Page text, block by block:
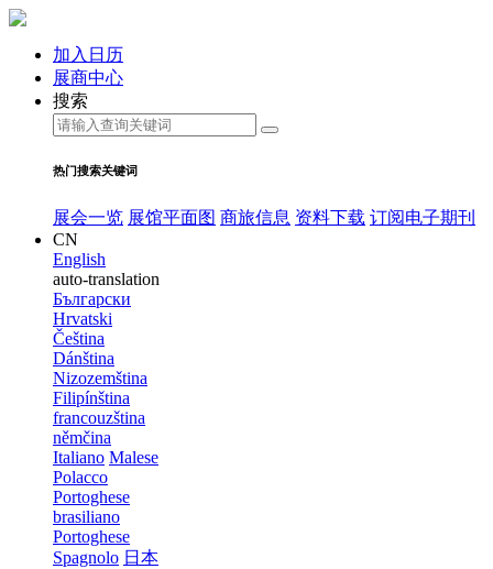
加入日历
展商中心
搜索
热门搜索关键词
展会一览 展馆平面图 商旅信息 资料下载 订阅电子期刊
CN
English
auto-translation
Български
Hrvatski
Čeština
Dánština
Nizozemština
Filipínština
francouzština
němčina
Italiano Malese
Polacco
Portoghese
brasiliano
Portoghese
Spagnolo 日本